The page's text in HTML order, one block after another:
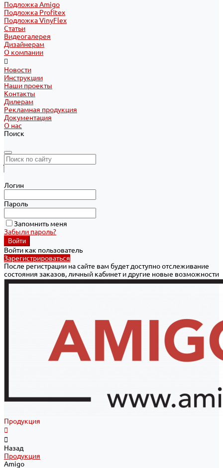
Подложка Amigo
Подложка Profitex
Подложка VinyFlex
Статьи
Видеогалерея
Дизайнерам
О компании
Новости
Инструкции
Наши проекты
Контакты
Дилерам
Рекламная продукция
Документация
О нас
Поиск
Логин
Пароль
Запомнить меня
Забыли пароль?
Войти как пользователь
Зарегистрироваться
После регистрации на сайте вам будет доступно отслеживание
состояния заказов, личный кабинет и другие новые возможности
Продукция
Назад
Продукция
Amigo